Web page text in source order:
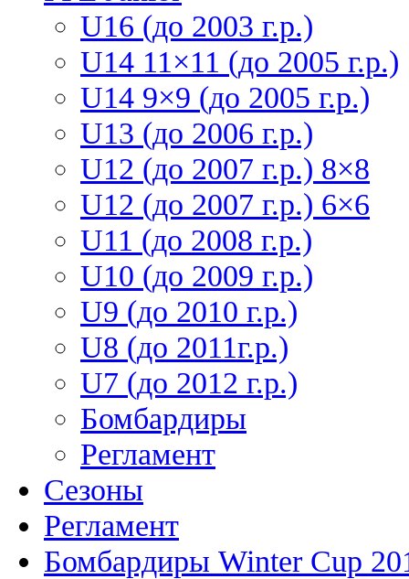
U16 (до 2003 г.р.)
U14 11×11 (до 2005 г.р.)
U14 9×9 (до 2005 г.р.)
U13 (до 2006 г.р.)
U12 (до 2007 г.р.) 8×8
U12 (до 2007 г.р.) 6×6
U11 (до 2008 г.р.)
U10 (до 2009 г.р.)
U9 (до 2010 г.р.)
U8 (до 2011г.р.)
U7 (до 2012 г.р.)
Бомбардиры
Регламент
Сезоны
Регламент
Бомбардиры Winter Cup